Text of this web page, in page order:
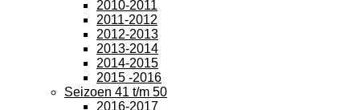
2010-2011
2011-2012
2012-2013
2013-2014
2014-2015
2015 -2016
Seizoen 41 t/m 50
2016-2017